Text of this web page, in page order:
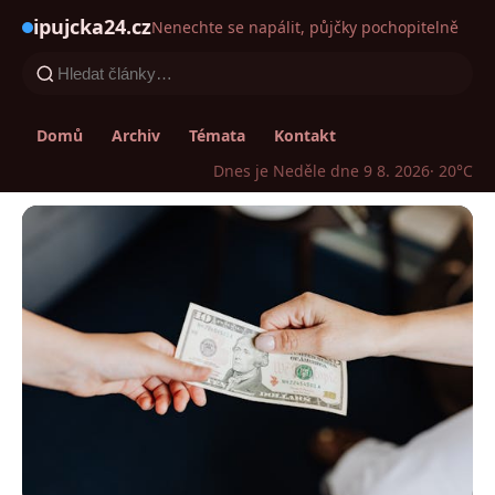
ipujcka24.czNenechte se napálit, půjčky pochopitelně
Domů Archiv Témata
Kontakt
Dnes je Neděle dne 9 8. 2026· 20°C